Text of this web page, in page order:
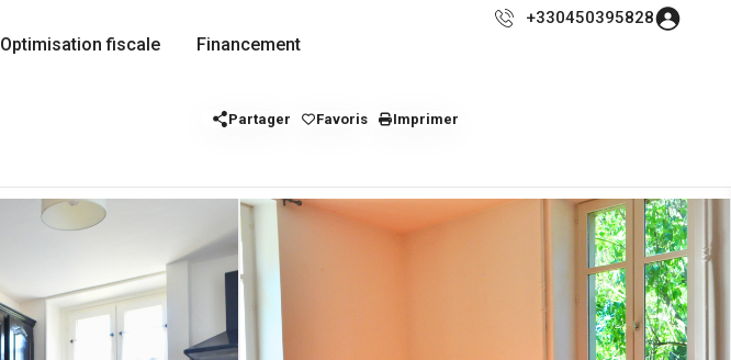
Optimisation fiscale Financement
+330450395828
Partager Favoris Imprimer